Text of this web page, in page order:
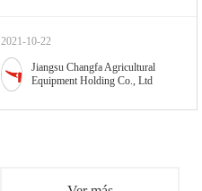
2021-10-22
Jiangsu Changfa Agricultural
Equipment Holding Co., Ltd